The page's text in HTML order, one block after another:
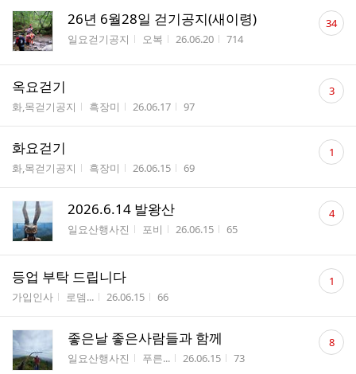
26년 6월28일 걷기공지(새이령)
게시판명
일요걷기공지 작성자
오복 작성시간
26.06.20 조회수
714
댓
글34
옥요걷기
게시판명
화,목걷기공지 작성자
흑장미 작성시간
26.06.17 조회수
97
댓
글 3
화요걷기
게시판명
화,목걷기공지 작성자
흑장미 작성시간
26.06.15 조회수
69
댓
글 1
2026.6.14 발왕산
게시판명
일요산행사진 작성자
포비 작성시간
26.06.15 조회수
65
댓
글 4
등업 부탁 드립니다
게시판명
가입인사 작성자
로뎀... 작성시간
26.06.15 조회수
66
댓
글 1
좋은날 좋은사람들과 함께
게시판명
일요산행사진 작성자
푸른... 작성시간
26.06.15 조회수
73
댓
글 8